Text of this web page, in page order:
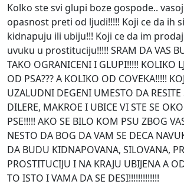
Kolko ste svi glupi boze gospode..
opasnost preti od ljudi!!!!! Koji ce da ih
kidnapuju ili ubiju!!! Koji ce da im
uvuku u prostituciju!!!!! SRAM DA VAS
TAKO OGRANICENI I GLUPI!!!!! KOLIKO
OD PSA??? A KOLIKO OD COVEKA!!!!!
UZALUDNI DEGENI UMESTO DA RESITE
DILERE, MAKROE I UBICE VI STE SE
PSE!!!!! AKO SE BILO KOM PSU ZBOG
NESTO DA BOG DA VAM SE DECA
DA BUDU KIDNAPOVANA, SILOVANA,
PROSTITUCIJU I NA KRAJU UBIJENA A
TO ISTO I VAMA DA SE DESI!!!!!!!!!!!!!